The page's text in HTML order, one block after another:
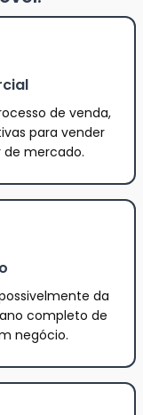
de venda,
para vender
de mercado.
da
completo de
negócio.